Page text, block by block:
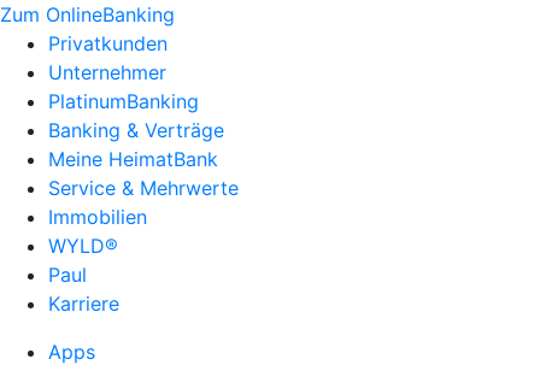
Zum OnlineBanking
Privatkunden
Unternehmer
PlatinumBanking
Banking & Verträge
Meine HeimatBank
Service & Mehrwerte
Immobilien
WYLD®
Paul
Karriere
Apps